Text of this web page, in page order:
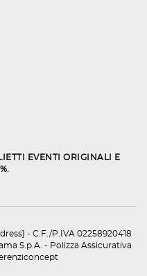
EVENTI ORIGINALI E
- C.F./P.IVA 02258920418
S.p.A. - Polizza Assicurativa